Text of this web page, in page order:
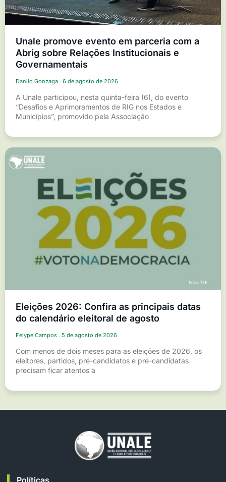
Unale promove evento em parceria com a
Abrig sobre Relações Institucionais e
Governamentais
Danilo Gonzaga 6 de agosto de 2026
A Unale participou, nesta quinta-feira (6), do evento
“Desafios e Aprimoramentos de RIG nos Estados e
Municípios”, promovido pela Associação
Eleições 2026: Confira as principais datas
do calendário eleitoral de agosto
Felype Campos 5 de agosto de 2026
Com menos de dois meses para as eleições de 2026, os
eleitores, partidos, pré-candidatos e pré-candidatas
precisam ficar atentos a